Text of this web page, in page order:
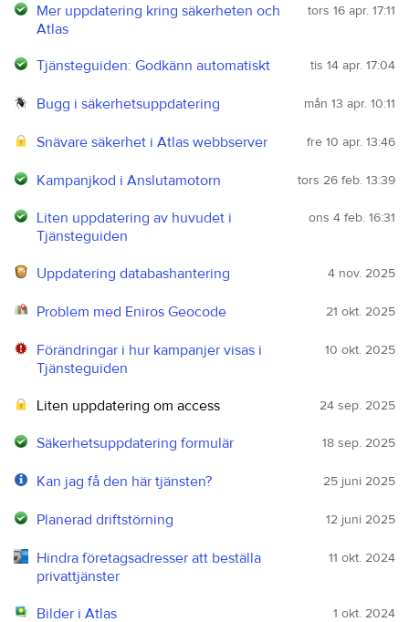
tors 16 apr. 17:11
Mer uppdatering kring säkerheten och
Atlas
tis 14 apr. 17:04
Tjänsteguiden: Godkänn automatiskt
mån 13 apr. 10:11
Bugg i säkerhetsuppdatering
fre 10 apr. 13:46
Snävare säkerhet i Atlas webbserver
tors 26 feb. 13:39
Kampanjkod i Anslutamotorn
ons 4 feb. 16:31
Liten uppdatering av huvudet i
Tjänsteguiden
4 nov. 2025
Uppdatering databashantering
21 okt. 2025
Problem med Eniros Geocode
10 okt. 2025
Förändringar i hur kampanjer visas i
Tjänsteguiden
24 sep. 2025
Liten uppdatering om access
18 sep. 2025
Säkerhetsuppdatering formulär
25 juni 2025
Kan jag få den här tjänsten?
12 juni 2025
Planerad driftstörning
11 okt. 2024
Hindra företagsadresser att beställa
privattjänster
1 okt. 2024
Bilder i Atlas